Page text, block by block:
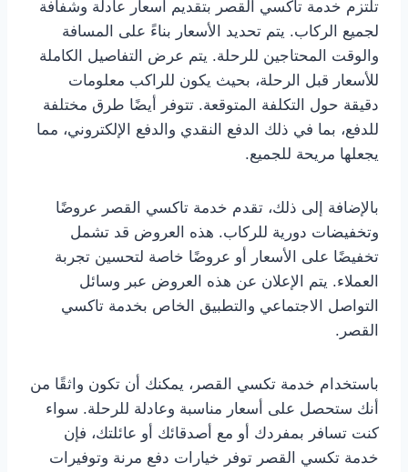
تلتزم خدمة تاكسي القصر بتقديم أسعار عادلة وشفافة
لجميع الركاب. يتم تحديد الأسعار بناءً على المسافة
والوقت المحتاجين للرحلة. يتم عرض التفاصيل الكاملة
للأسعار قبل الرحلة، بحيث يكون للراكب معلومات
دقيقة حول التكلفة المتوقعة. تتوفر أيضًا طرق مختلفة
للدفع، بما في ذلك الدفع النقدي والدفع الإلكتروني، مما
يجعلها مريحة للجميع.
بالإضافة إلى ذلك، تقدم خدمة تاكسي القصر عروضًا
وتخفيضات دورية للركاب. هذه العروض قد تشمل
تخفيضًا على الأسعار أو عروضًا خاصة لتحسين تجربة
العملاء. يتم الإعلان عن هذه العروض عبر وسائل
التواصل الاجتماعي والتطبيق الخاص بخدمة تاكسي
القصر.
باستخدام خدمة تكسي القصر، يمكنك أن تكون واثقًا من
أنك ستحصل على أسعار مناسبة وعادلة للرحلة. سواء
كنت تسافر بمفردك أو مع أصدقائك أو عائلتك، فإن
خدمة تكسي القصر توفر خيارات دفع مرنة وتوفيرات